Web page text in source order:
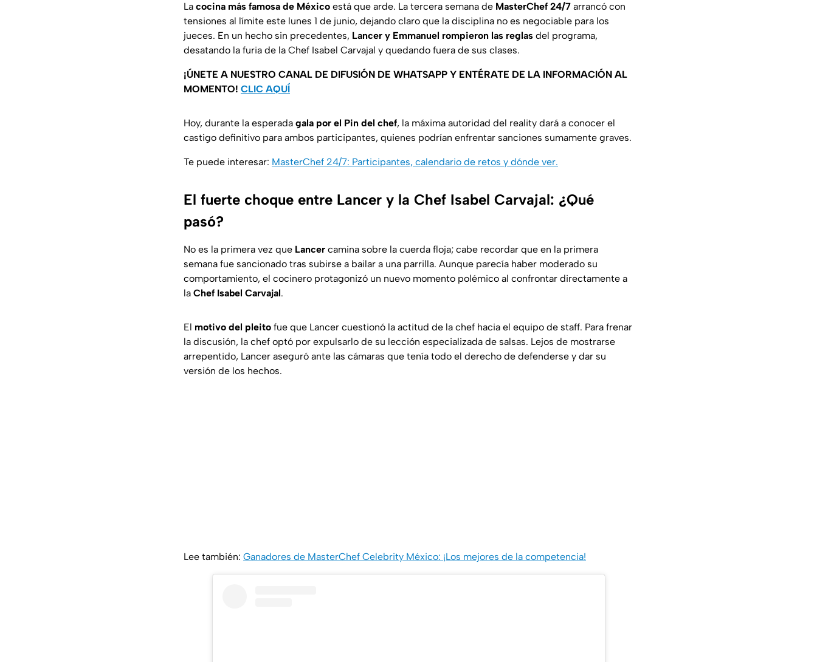
La cocina más famosa de México está que arde. La tercera semana de MasterChef 24/7 arrancó con
tensiones al límite este lunes 1 de junio, dejando claro que la disciplina no es negociable para los
jueces. En un hecho sin precedentes, Lancer y Emmanuel rompieron las reglas del programa,
desatando la furia de la Chef Isabel Carvajal y quedando fuera de sus clases.
¡ÚNETE A NUESTRO CANAL DE DIFUSIÓN DE WHATSAPP Y ENTÉRATE DE LA INFORMACIÓN AL
MOMENTO! CLIC AQUÍ
Hoy, durante la esperada gala por el Pin del chef, la máxima autoridad del reality dará a conocer el
castigo definitivo para ambos participantes, quienes podrían enfrentar sanciones sumamente graves.
Te puede interesar: MasterChef 24/7: Participantes, calendario de retos y dónde ver.
El fuerte choque entre Lancer y la Chef Isabel Carvajal: ¿Qué
pasó?
No es la primera vez que Lancer camina sobre la cuerda floja; cabe recordar que en la primera
semana fue sancionado tras subirse a bailar a una parrilla. Aunque parecía haber moderado su
comportamiento, el cocinero protagonizó un nuevo momento polémico al confrontar directamente a
la Chef Isabel Carvajal.
El motivo del pleito fue que Lancer cuestionó la actitud de la chef hacia el equipo de staff. Para frenar
la discusión, la chef optó por expulsarlo de su lección especializada de salsas. Lejos de mostrarse
arrepentido, Lancer aseguró ante las cámaras que tenía todo el derecho de defenderse y dar su
versión de los hechos.
Lee también: Ganadores de MasterChef Celebrity México: ¡Los mejores de la competencia!